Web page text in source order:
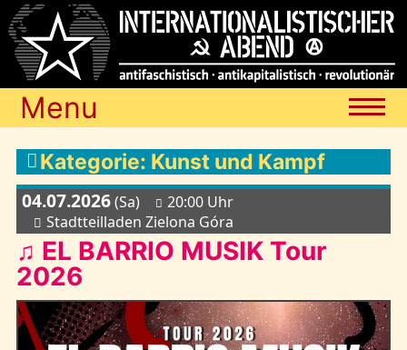
Menu
Termine
Blog
Archiv
Kategorie: Kunst und Kampf
04.07.2026(Sa)
20:00 Uhr
Stadtteilladen Zielona Góra
♫ EL BARRIO MUSIK Tour
2026